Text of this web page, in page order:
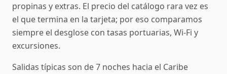
propinas y extras. El precio del catálogo rara vez es
el que termina en la tarjeta; por eso comparamos
siempre el desglose con tasas portuarias, Wi‑Fi y
excursiones.
Salidas típicas son de 7 noches hacia el Caribe